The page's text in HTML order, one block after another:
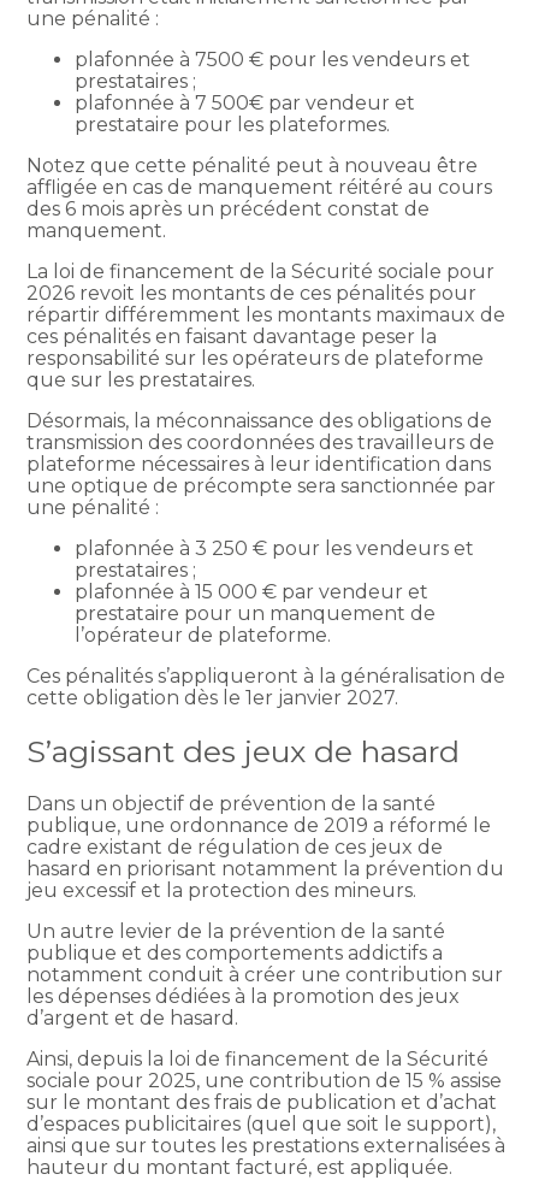
une pénalité :
plafonnée à 7500 € pour les vendeurs et
prestataires ;
plafonnée à 7 500€ par vendeur et
prestataire pour les plateformes.
Notez que cette pénalité peut à nouveau être
affligée en cas de manquement réitéré au cours
des 6 mois après un précédent constat de
manquement.
La loi de financement de la Sécurité sociale pour
2026 revoit les montants de ces pénalités pour
répartir différemment les montants maximaux de
ces pénalités en faisant davantage peser la
responsabilité sur les opérateurs de plateforme
que sur les prestataires.
Désormais, la méconnaissance des obligations de
transmission des coordonnées des travailleurs de
plateforme nécessaires à leur identification dans
une optique de précompte sera sanctionnée par
une pénalité :
plafonnée à 3 250 € pour les vendeurs et
prestataires ;
plafonnée à 15 000 € par vendeur et
prestataire pour un manquement de
l’opérateur de plateforme.
Ces pénalités s’appliqueront à la généralisation de
cette obligation dès le 1er janvier 2027.
S’agissant des jeux de hasard
Dans un objectif de prévention de la santé
publique, une ordonnance de 2019 a réformé le
cadre existant de régulation de ces jeux de
hasard en priorisant notamment la prévention du
jeu excessif et la protection des mineurs.
Un autre levier de la prévention de la santé
publique et des comportements addictifs a
notamment conduit à créer une contribution sur
les dépenses dédiées à la promotion des jeux
d’argent et de hasard.
Ainsi, depuis la loi de financement de la Sécurité
sociale pour 2025, une contribution de 15 % assise
sur le montant des frais de publication et d’achat
d’espaces publicitaires (quel que soit le support),
ainsi que sur toutes les prestations externalisées à
hauteur du montant facturé, est appliquée.